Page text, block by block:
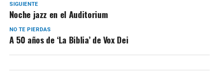
SIGUIENTE
Noche jazz en el Auditorium
NO TE PIERDAS
A 50 años de ‘La Biblia’ de Vox Dei